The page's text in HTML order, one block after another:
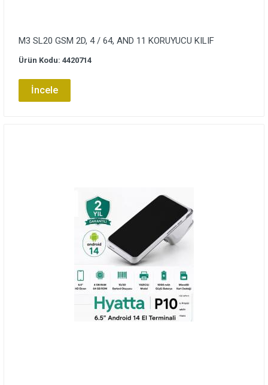
M3 SL20 GSM 2D, 4 / 64, AND 11 KORUYUCU KILIF
Ürün Kodu: 4420714
İncele